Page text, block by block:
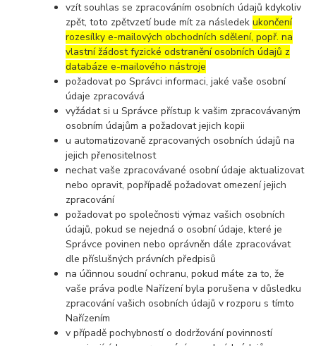
vzít souhlas se zpracováním osobních údajů kdykoliv
zpět, toto zpětvzetí bude mít za následekukončení
rozesílky e-mailových obchodních sdělení, popř. na
vlastní žádost fyzické odstranění osobních údajů z
databáze e-mailového nástroje
požadovat po Správci informaci, jaké vaše osobní
údaje zpracovává
vyžádat si u Správce přístup k vašim zpracovávaným
osobním údajům a požadovat jejich kopii
u automatizovaně zpracovaných osobních údajů na
jejich přenositelnost
nechat vaše zpracovávané osobní údaje aktualizovat
nebo opravit, popřípadě požadovat omezení jejich
zpracování
požadovat po společnosti výmaz vašich osobních
údajů, pokud se nejedná o osobní údaje, které je
Správce povinen nebo oprávněn dále zpracovávat
dle příslušných právních předpisů
na účinnou soudní ochranu, pokud máte za to, že
vaše práva podle Nařízení byla porušena v důsledku
zpracování vašich osobních údajů v rozporu s tímto
Nařízením
v případě pochybností o dodržování povinností